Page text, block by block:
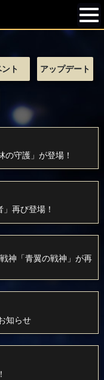
ト アップデート
守護」が登場！
再び登場！
神「青翼の戦神」が再
知らせ